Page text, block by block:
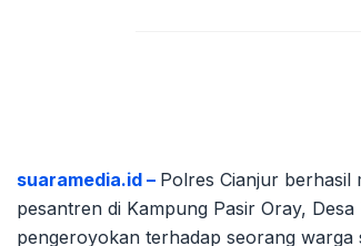
suaramedia.id – Polres Cianjur berhasil
pesantren di Kampung Pasir Oray,
pengeroyokan terhadap seorang warga